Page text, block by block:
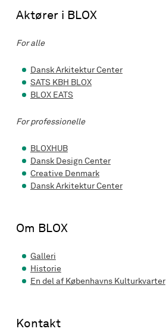
Aktører i BLOX
For alle
Dansk Arkitektur Center
SATS KBH BLOX
BLOX EATS
For professionelle
BLOXHUB
Dansk Design Center
Creative Denmark
Dansk Arkitektur Center
Om BLOX
Galleri
Historie
En del af Københavns Kulturkvarter
Kontakt